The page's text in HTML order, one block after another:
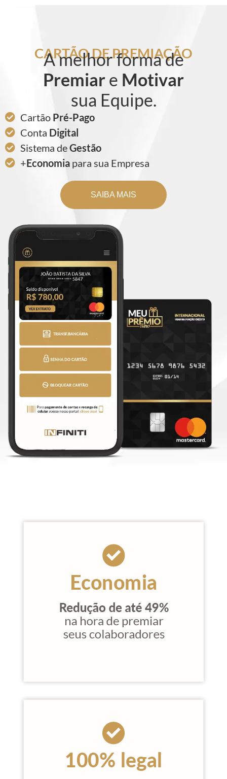
CARTÃO DE PREMIAÇÃO
A melhor forma de
Premiare Motivar
sua Equipe.
Cartão Pré-Pago
Conta Digital
Sistema deGestão
+Economia para sua Empresa
SAIBA MAIS